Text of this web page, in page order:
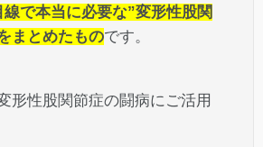
線で本当に必要な”変形性股関
まとめたものです。
形性股関節症の闘病にご活用